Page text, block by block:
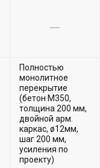
Полностью
монолитное
перекрытие
(бетон М350,
толщина 200 мм,
двойной арм.
каркас, ø12мм,
шаг 200 мм,
усиления по
проекту)